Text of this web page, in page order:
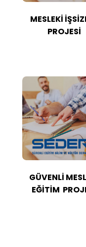
MESLEKİ
PROJESİ
GÜVENLİ
EĞİTİM